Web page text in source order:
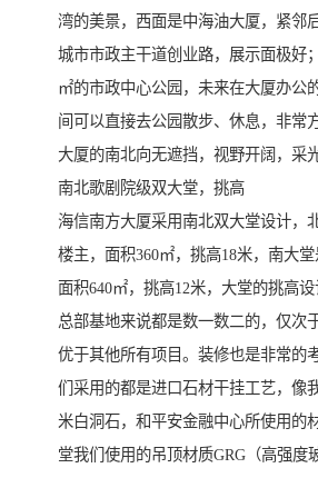
湾的美景，西面是中海油大厦，紧邻
城市市政主干道创业路，展示面极好
㎡的市政中心公园，未来在大厦办公
间可以直接去公园散步、休息，非常
大厦的南北向无遮挡，视野开阔，采光
南北歌剧院级双大堂，挑高
海信南方大厦采用南北双大堂设计，
楼主，面积360㎡，挑高18米，南大堂
面积640㎡，挑高12米，大堂的挑高
总部基地来说都是数一数二的，仅次
优于其他所有项目。装修也是非常的
们采用的都是进口石材干挂工艺，像
米白洞石，和平安金融中心所使用的
堂我们使用的吊顶材质GRG（高强度